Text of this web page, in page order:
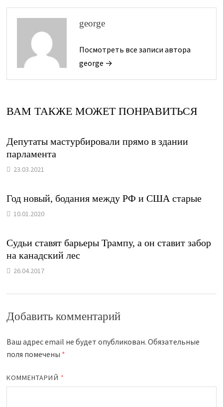
george
Посмотреть все записи автора
george →
ВАМ ТАКЖЕ МОЖЕТ ПОНРАВИТЬСЯ
Депутаты мастурбировали прямо в здании
парламента
23.03.2021
Год новый, бодания между РФ и США старые
10.01.2020
Судьи ставят барьеры Трампу, а он ставит забор
на канадский лес
26.04.2017
Добавить комментарий
Ваш адрес email не будет опубликован. Обязательные
поля помечены *
КОММЕНТАРИЙ *